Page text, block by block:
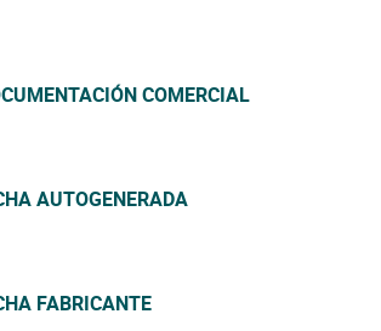
COMERCIAL
AUTOGENERADA
FABRICANTE